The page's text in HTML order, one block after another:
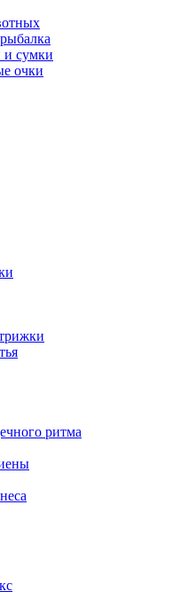
и сумки
очки
ритма